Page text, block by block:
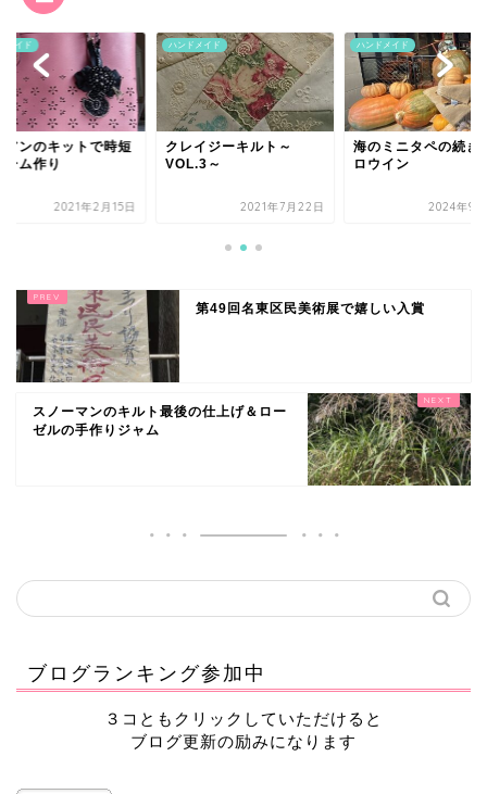
メイド
アンのキットで時短
ーム作り
2021年2月15日
ハンドメイド
クレイジーキルト～
VOL.3～
2021年7月22日
ハンドメイド
海のミニタペの続き
ロウイン
2024年9
第49回名東区民美術展で嬉しい入賞
スノーマンのキルト最後の仕上げ＆ロー
ゼルの手作りジャム
ブログランキング参加中
３コともクリックしていただけると
ブログ更新の励みになります